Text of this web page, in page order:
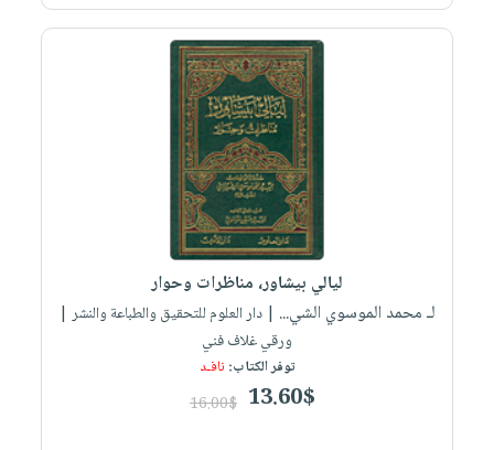
ليالي بيشاور، مناظرات وحوار
لـ محمد الموسوي الشي... | دار العلوم للتحقيق والطباعة والنشر |
ورقي غلاف فني
توفر الكتاب: نافـد
13.60$
16.00$